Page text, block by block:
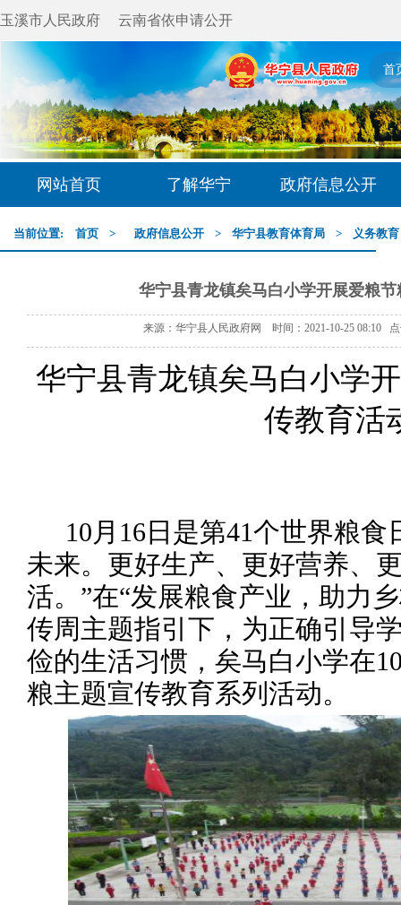
玉溪市人民政府 云南省依申请公开
首
网站首页 了解华宁 政府信息公开
当前位置: 首页 > 政府信息公开 > 华宁县教育体育局 > 义务教育
华宁县青龙镇矣马白小学开展爱粮
来源：华宁县人民政府网 时间：2021-10-25 08:10
华宁县青龙镇矣马白小学
传教育活
10月16日是第41个世界粮食
未来。更好生产、更好营养、
活。 ”在“发展粮食产业 ， 助力
传周主题指引下 ，为正确引导
俭的生活习惯， 矣马白小学在
粮主题宣传教育系列 活动。